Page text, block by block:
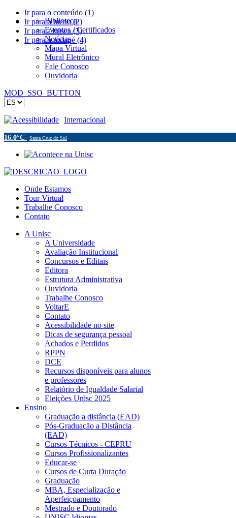
Ir para o conteúdo (1)
Ir para o menu (2)
Ir para a busca (3)
Ir para o rodapé (4)
Biblioteca
Eventos / Certificados
Notícias
Mapa Virtual
Mural Eletrônico
Fale Conosco
Ouvidoria
MOD_SSO_BUTTON
Acessibilidade Internacional
16.0°C Santa Cruz do Sul
Onde Estamos
Tour Virtual
Trabalhe Conosco
Contato
A Unisc
A Universidade
Avaliação Institucional
Concursos e Editais
Editora
Estrutura Administrativa
Ouvidoria
Trabalhe Conosco
VoltarE
Contato
Acessibilidade no site
Dicas de segurança pessoal
Achados e Perdidos
RPPN
DCE
Recursos disponíveis para alunos
e professores
Relatório de Igualdade Salarial
Eleições Unisc 2025
Ensino
Graduação a distância (EAD)
Pós-Graduação a Distância
(EAD)
Cursos Técnicos - CEPRU
Cursos Profissionalizantes
Educar-se
Cursos de Curta Duração
Graduação
MBA, Especialização e
Aperfeiçoamento
Mestrado e Doutorado